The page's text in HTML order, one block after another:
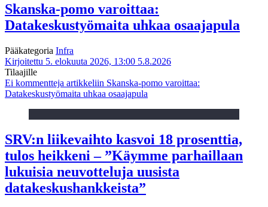
Skanska-pomo varoittaa:
Datakeskustyömaita uhkaa osaajapula
Pääkategoria Infra
Kirjoitettu 5. elokuuta 2026, 13:00 5.8.2026
Tilaajille
Ei kommentteja artikkeliin Skanska-pomo varoittaa:
Datakeskustyömaita uhkaa osaajapula
SRV:n liikevaihto kasvoi 18 prosenttia,
tulos heikkeni – ”Käymme parhaillaan
lukuisia neuvotteluja uusista
datakeskushankkeista”